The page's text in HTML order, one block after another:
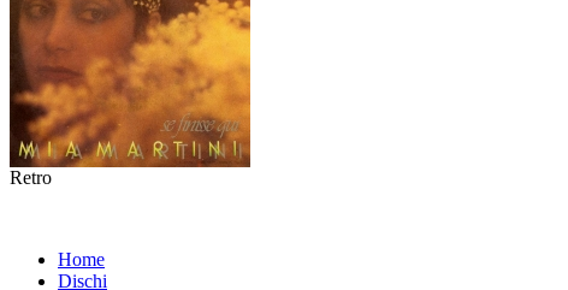
Retro
Home
Dischi